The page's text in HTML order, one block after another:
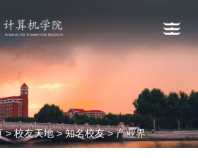
>校友天地>知名校友>产业界